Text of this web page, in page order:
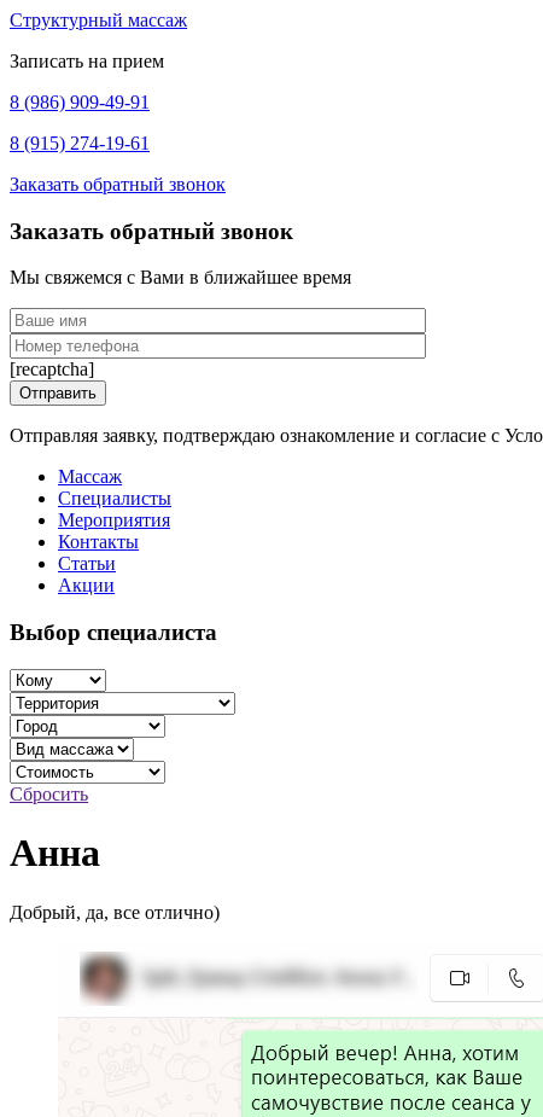
Структурный массаж
Записать на прием
8 (986) 909-49-91
8 (915) 274-19-61
Заказать обратный звонок
Заказать обратный звонок
Мы свяжемся с Вами в ближайшее время
[recaptcha]
Отправляя заявку, подтверждаю ознакомление и согласие с
Массаж
Специалисты
Мероприятия
Контакты
Статьи
Акции
Выбор специалиста
Сбросить
Анна
Добрый, да, все отлично)